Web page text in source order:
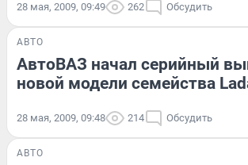
28 мая, 2009, 09:49 262 Обсудить
АВТО
АвтоВАЗ начал серийный
новой модели семейства
28 мая, 2009, 09:48 214 Обсудить
АВТО